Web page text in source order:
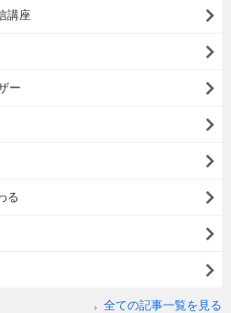
講座
ー
る
全ての記事一覧を見る